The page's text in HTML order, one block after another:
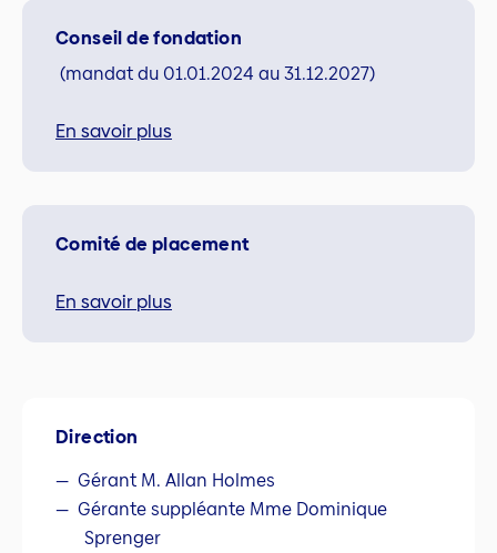
Conseil de fondation
(mandat du 01.01.2024 au 31.12.2027)
En savoir plus
Comité de placement
En savoir plus
Direction
Gérant M. Allan Holmes
Gérante suppléante Mme Dominique
Sprenger